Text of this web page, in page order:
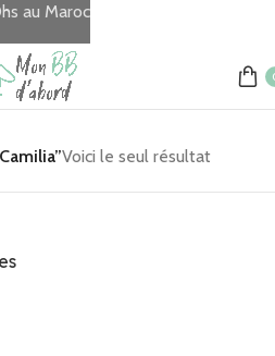
Voici le seul résultat
au Maroc